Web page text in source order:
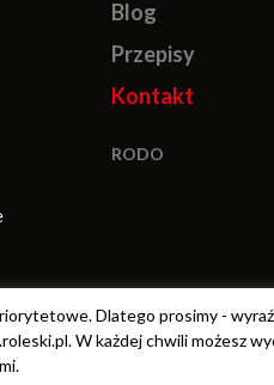
Blog
Przepisy
Kontakt
RODO
Dlatego prosimy -
W każdej chwili możesz